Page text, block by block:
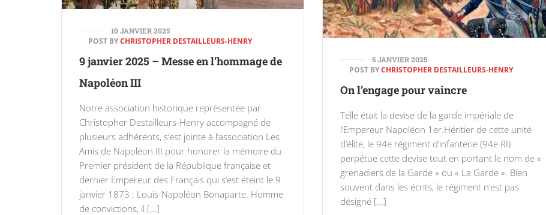
10 JANVIER 2025
POST BYCHRISTOPHER DESTAILLEURS-HENRY
9 janvier 2025 – Messe en l’hommage de
Napoléon III
Notre association historique représentée par
Christopher Destailleurs-Henry accompagné de
plusieurs adhérents, s’est jointe à l’association Les
Amis de Napoléon III pour honorer la mémoire du
Premier président de la République française et
dernier Empereur des Français qui s’est éteint le 9
janvier 1873 : Louis-Napoléon Bonaparte. Homme
de convictions, il […]
5 JANVIER 2025
POST BYCHRISTOPHER DESTAILLEURS-HENRY
On l’engage pour vaincre
Telle était la devise de la garde impériale de
l’Empereur Napoléon 1er.Héritier de cette unité
d’élite, le 94e régiment d’infanterie (94e RI)
perpétue cette devise tout en portant le nom de «
grenadiers de la Garde » ou « La Garde ». Bien
souvent dans les écrits, le régiment n’est pas
désigné […]